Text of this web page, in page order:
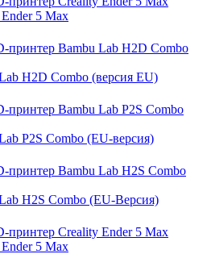
5 Max
H2D Combo (версия EU)
P2S Combo (EU-версия)
H2S Combo (EU-Версия)
5 Max